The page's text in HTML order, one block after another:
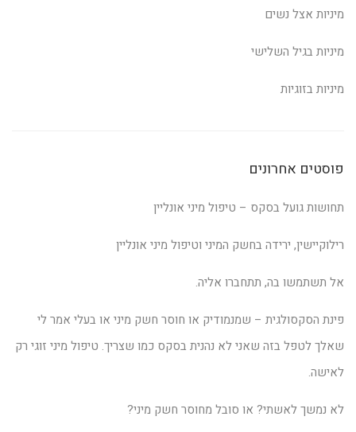
מיניות אצל נשים
מיניות בגיל השלישי
מיניות בזוגיות
פוסטים אחרונים
תחושות גועל בסקס – טיפול מיני אונליין
רילוקיישין, ירידה בחשק המיני וטיפול מיני אונליין
אל תשתמשו בה, תתחברו אליה.
פינת הסקסולגית – שמנמודיק או חוסר חשק מיני או בעלי אמר לי
שאלך לטפל בזה שאני לא נהנית בסקס כמו שצריך. טיפול מיני זוגי רק
לאישה.
לא נמשך לאשתי? או סובל מחוסר חשק מיני?